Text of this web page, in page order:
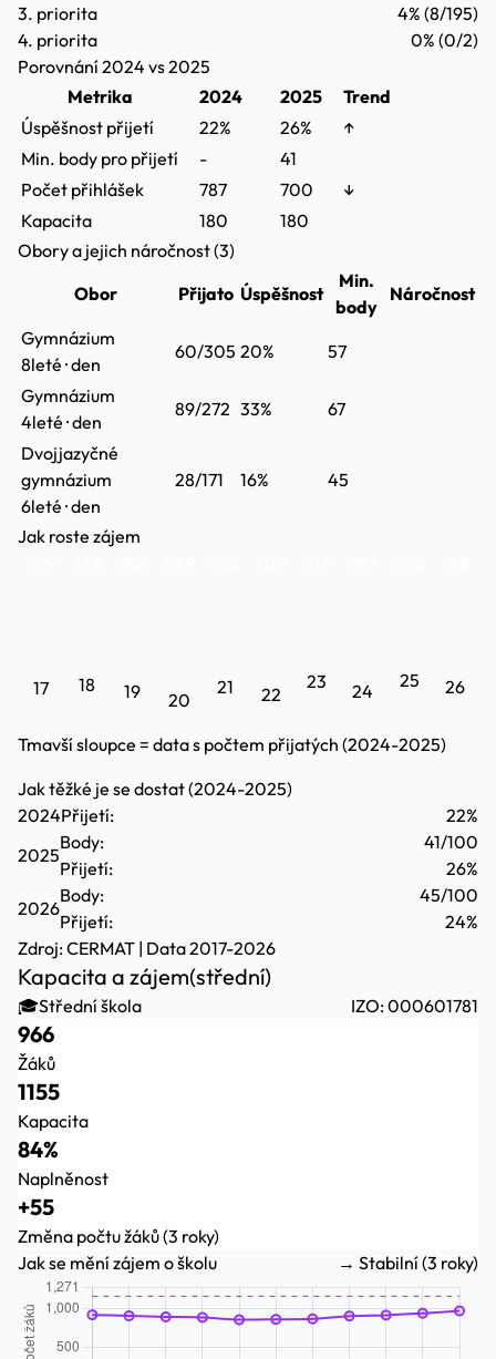
3. priorita
4% (8/195)
4. priorita
0% (0/2)
Porovnání 2024 vs 2025
Metrika
2024 2025
Trend
Úspěšnost přijetí
22% 26%
↑
Min. body pro přijetí
-
41
Počet přihlášek
787 700
↓
Kapacita
180
180
Obory a jejich náročnost (3)
Obor
Přijato Úspěšnost
Min.
body
Náročnost
Gymnázium
8leté · den
60/305 20%
57
Gymnázium
4leté · den
89/272 33%
67
Dvojjazyčné
gymnázium
6leté · den
28/171 16% 45
Jak roste zájem
17 18 19 20
21 22
23 24 25 26
Tmavší sloupce = data s počtem přijatých (2024-2025)
Jak těžké je se dostat (2024-2025)
2024Přijetí:
22%
2025
Body:
41/100
Přijetí:
26%
2026
Body:
45/100
Přijetí:
24%
Zdroj:CERMAT | Data 2017-2026
Kapacita a zájem(střední)
🎓Střední škola IZO: 000601781
966
Žáků
1155
Kapacita
84%
Naplněnost
+55
Změna počtu žáků (3 roky)
Jak se mění zájem o školu
→ Stabilní (3 roky)